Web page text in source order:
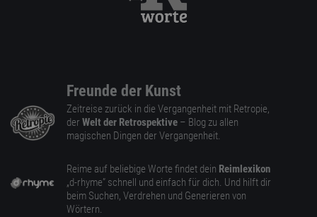
Freunde der Kunst
Zeitreise zurück in die Vergangenheit mit Retropie,
der Welt der Retrospektive – Blog zu allen
magischen Dingen der Vergangenheit.
Reime auf beliebige Worte findet dein Reimlexikon
„d-rhyme” schnell und einfach für dich. Und hilft dir
beim Suchen, Verdrehen und Generieren von
Wörtern.